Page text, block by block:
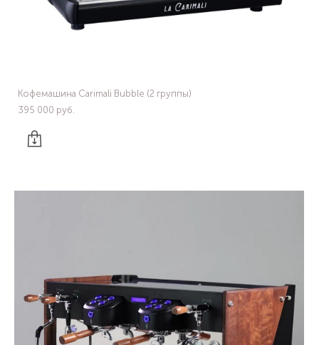
Кофемашина Carimali Bubble (2 группы)
395 000 pуб.